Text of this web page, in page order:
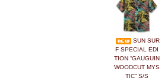
SUN SUR
F SPECIAL EDI
TION “GAUGUIN
WOODCUT MYS
TIC” S/S